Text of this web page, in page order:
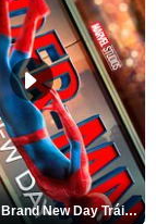
Spider-Man: Brand New Day Tráiler (3)